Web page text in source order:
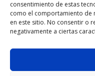
consentimiento de estas
como el comportamiento de
en este sitio. No consentir o
negativamente a ciertas
C / Hernán Cortés, 6
Gijón 33202 Tel: 985
POLLERÍAS PARA